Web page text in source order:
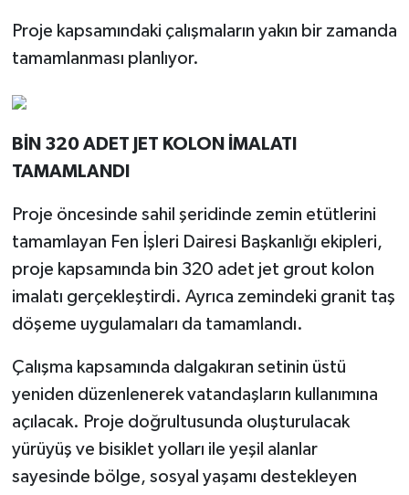
Proje kapsamındaki çalışmaların yakın bir zamanda
tamamlanması planlıyor.
BİN 320 ADET JET KOLON İMALATI
TAMAMLANDI
Proje öncesinde sahil şeridinde zemin etütlerini
tamamlayan Fen İşleri Dairesi Başkanlığı ekipleri,
proje kapsamında bin 320 adet jet grout kolon
imalatı gerçekleştirdi. Ayrıca zemindeki granit taş
döşeme uygulamaları da tamamlandı.
Çalışma kapsamında dalgakıran setinin üstü
yeniden düzenlenerek vatandaşların kullanımına
açılacak. Proje doğrultusunda oluşturulacak
yürüyüş ve bisiklet yolları ile yeşil alanlar
sayesinde bölge, sosyal yaşamı destekleyen